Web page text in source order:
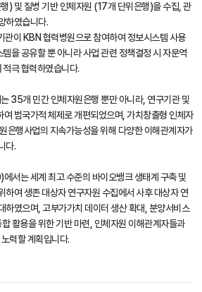
) 및 질병 기반 인체자원 (17개 단위은행)을 수집, 관
하였습니다.
이 KBN 협력병원으로 참여하여 정보시스템 사용
을 공유할 뿐 아니라 사업 관련 정책결정 시 자문역
극 협력하였습니다.
35개 민간 인체자원은행 뿐만 아니라, 연구기관 및
범국가적 체제로 개편되었으며, 가치창출형 인체자
은행사업의 지속가능성을 위해 다양한 이해관계자가
다.
는 세계 최고 수준의 바이오뱅크 생태계 구축 및
하여 생존 대상자 연구자원 수집에서 사후 대상자 연
하였으며, 고부가가치 데이터 생산 확대, 분양서비스
활용을 위한 기반 마련, 인체자원 이해관계자들과
력할 계획입니다.